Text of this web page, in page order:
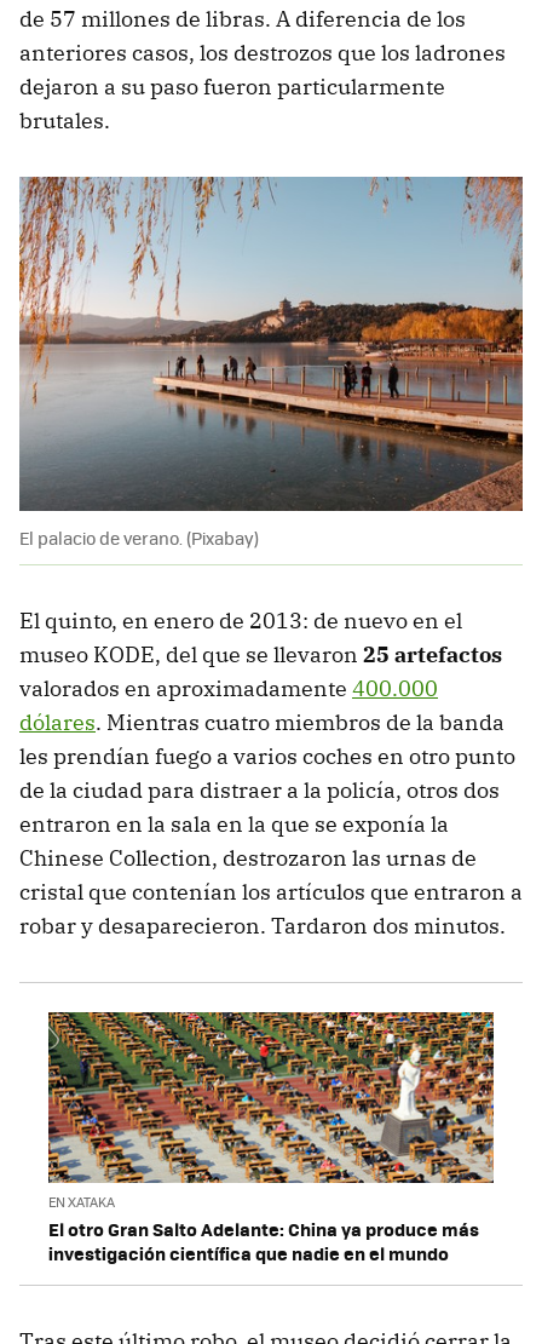
de 57 millones de libras. A diferencia de los
anteriores casos, los destrozos que los ladrones
dejaron a su paso fueron particularmente
brutales.
El palacio de verano. (Pixabay)
El quinto, en enero de 2013: de nuevo en el
museo KODE, del que se llevaron 25 artefactos
valorados en aproximadamente 400.000
dólares. Mientras cuatro miembros de la banda
les prendían fuego a varios coches en otro punto
de la ciudad para distraer a la policía, otros dos
entraron en la sala en la que se exponía la
Chinese Collection, destrozaron las urnas de
cristal que contenían los artículos que entraron a
robar y desaparecieron. Tardaron dos minutos.
EN XATAKA
El otro Gran Salto Adelante: China ya produce más
investigación científica que nadie en el mundo